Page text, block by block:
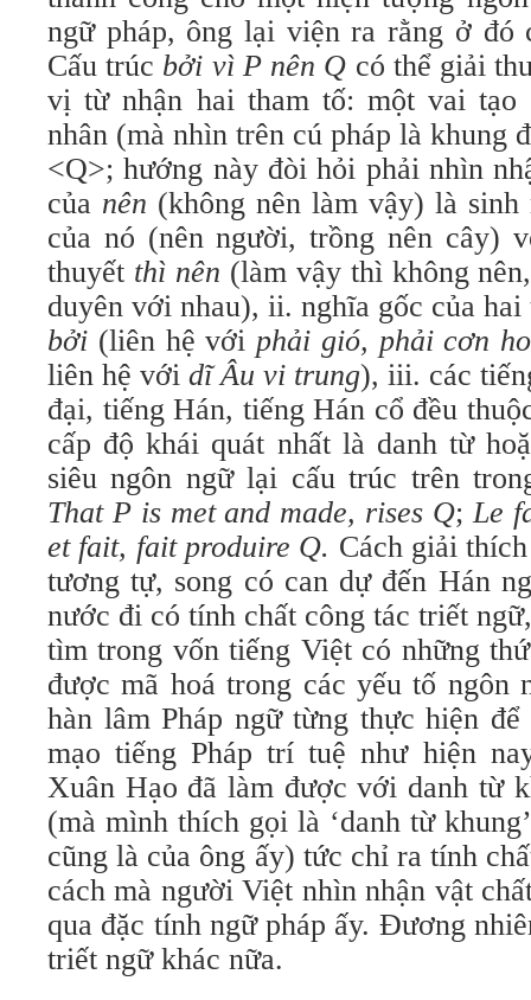
ngữ pháp, ông lại viện ra rằng ở đó
Cấu trúc bởi vì P nên Q có thể giải
vị từ nhận hai tham tố: một vai tạo
nhân (mà nhìn trên cú pháp là khung
<Q>; hướng này đòi hỏi phải nhìn
của nên (không nên làm vậy) là
của nó (nên người, trồng nên cây)
thuyết thì nên (làm vậy thì không
duyên với nhau), ii. nghĩa gốc của
bởi (liên hệ với phải gió, phải cơn
liên hệ với dĩ Âu vi trung), iii. các
đại, tiếng Hán, tiếng Hán cổ đều
cấp độ khái quát nhất là danh từ
siêu ngôn ngữ lại cấu trúc trên
That P is met and made, rises Q;Le
et fait, fait produire Q. Cách giải
tương tự, song có can dự đến Hán
nước đi có tính chất công tác triết
tìm trong vốn tiếng Việt có những
được mã hoá trong các yếu tố ngôn
hàn lâm Pháp ngữ từng thực hiện
mạo tiếng Pháp trí tuệ như hiện
Xuân Hạo đã làm được với danh từ
(mà mình thích gọi là ‘danh từ
cũng là của ông ấy) tức chỉ ra tính
cách mà người Việt nhìn nhận vật
qua đặc tính ngữ pháp ấy. Đương
triết ngữ khác nữa.